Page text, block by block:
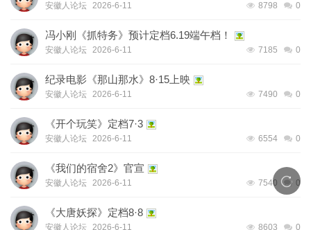
安徽人论坛 2026-6-11 8798 0
冯小刚《抓特务》预计定档6.19端午档！
安徽人论坛 2026-6-11 7185 0
纪录电影《那山那水》8·15上映
安徽人论坛 2026-6-11 7490 0
《开个玩笑》定档7·3
安徽人论坛 2026-6-11 6554 0
《我们的宿舍2》官宣
安徽人论坛 2026-6-11 7540 0
《大唐妖探》定档8·8
安徽人论坛 2026-6-11 8603 0